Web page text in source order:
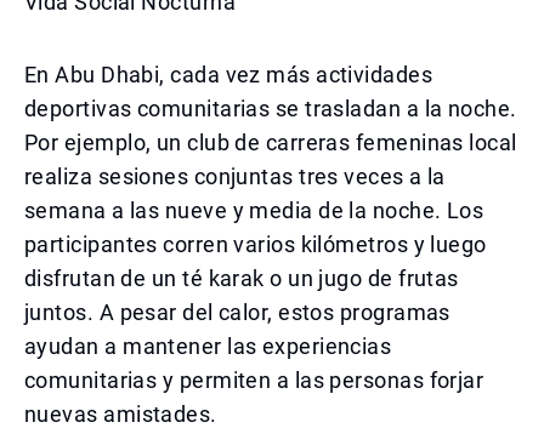
En Abu Dhabi, cada vez más actividades
deportivas comunitarias se trasladan a la noche.
Por ejemplo, un club de carreras femeninas local
realiza sesiones conjuntas tres veces a la
semana a las nueve y media de la noche. Los
participantes corren varios kilómetros y luego
disfrutan de un té karak o un jugo de frutas
juntos. A pesar del calor, estos programas
ayudan a mantener las experiencias
comunitarias y permiten a las personas forjar
nuevas amistades.